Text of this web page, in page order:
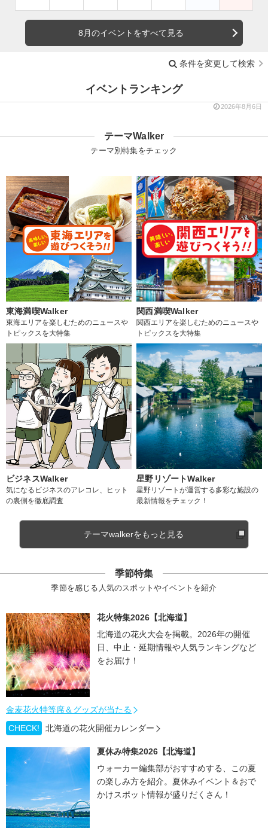
8月のイベントをすべて見る
条件を変更して検索
イベントランキング
2026年8月6日
テーマWalker
テーマ別特集をチェック
東海満喫Walker
東海エリアを楽しむためのニュースや
トピックスを大特集
関西満喫Walker
関西エリアを楽しむためのニュースや
トピックスを大特集
ビジネスWalker
気になるビジネスのアレコレ、ヒット
の裏側を徹底調査
星野リゾートWalker
星野リゾートが運営する多彩な施設の
最新情報をチェック！
テーマwalkerをもっと見る
季節特集
季節を感じる人気のスポットやイベントを紹介
花火特集2026【北海道】
北海道の花火大会を掲載。2026年の開催
日、中止・延期情報や人気ランキングなど
をお届け！
金麦花火特等席＆グッズが当たる
CHECK!
北海道の花火開催カレンダー
夏休み特集2026【北海道】
ウォーカー編集部がおすすめする、この夏
の楽しみ方を紹介。夏休みイベント＆おで
かけスポット情報が盛りだくさん！